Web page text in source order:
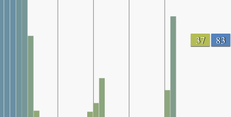
37 83